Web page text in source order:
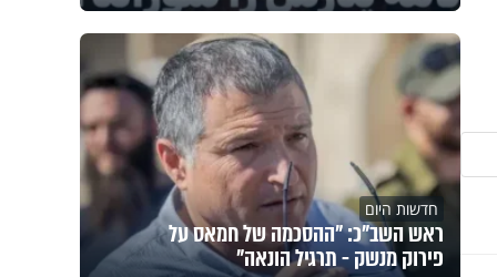
חדשות היום
ראש השב"כ: "ההסכמה של חמאס על
פירוק מנשק - תרגיל הונאה"